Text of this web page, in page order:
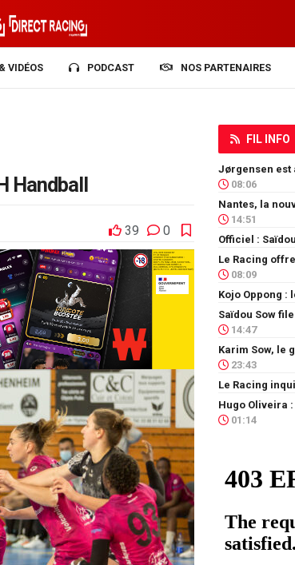
VIDÉOS PODCAST NOS PARTENAIRES
Handball
39 0
FIL INFO
08:06
14:51
Officiel :
08:09
Kojo Oppong :
14:47
23:43
Le Racing
01:14